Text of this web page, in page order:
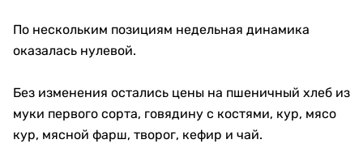
По нескольким позициям недельная динамика
оказалась нулевой.
Без изменения остались цены на пшеничный хлеб из
муки первого сорта, говядину с костями, кур, мясо
кур, мясной фарш, творог, кефир и чай.